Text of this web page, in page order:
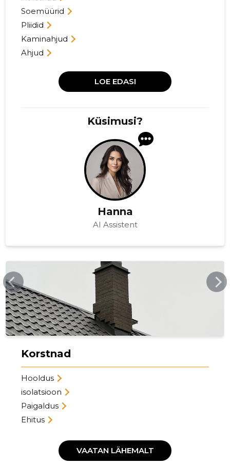
Soemüürid
Pliidid
Kaminahjud
Ahjud
LOE EDASI
Küsimusi?
Hanna
AI Assistent
Korstnad
Hooldus
isolatsioon
Paigaldus
Ehitus
VAATAN LÄHEMALT